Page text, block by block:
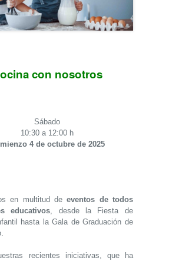
con nosotros
Sábado
10:30 a 12:00 h
4 de octubre de 2025
en multitud deeventos de todos
educativos, desde la Fiesta de
hasta la Gala de Graduación de
recientes iniciativas, que ha